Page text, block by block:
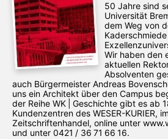
50 Jahre sind
Universität
dem Weg von
Wir haben den
aktuellen
Absolventen
auch Bürgermeister Andreas
uns ein Architekt über den Campus
der Reihe WK | Geschichte gibt es ab
Kundenzentren des WESER-­KURIER,
Zeitschriftenhandel, online unter
und unter 0421 / 36 71 66 16.